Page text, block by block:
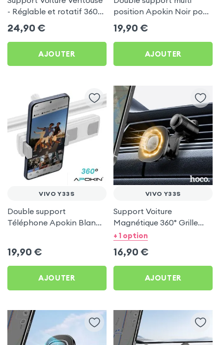
- Réglable et rotatif 360°
pour Vivo Y33s
24,90 €
AJOUTER
position Apokin Noir pour
Vivo Y33s
19,90 €
AJOUTER
VIVO Y33S
Double support
Téléphone Apokin Blanc
et Twitch
19,90 €
AJOUTER
VIVO Y33S
Support Voiture
Magnétique 360° Grille
d'aération Hoco pour Vivo
+ 1 option
16,90 €
AJOUTER